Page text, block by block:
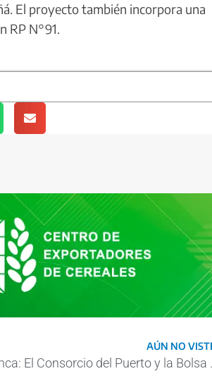
El proyecto también incorpora una
RP N°91.
AÚN NO
Bahía